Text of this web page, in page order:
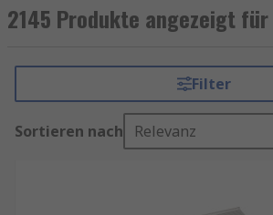
Komponenten. Sie werden zur
LED-Beleuchtungssystemen in
Transformatoren sind für die
LEDs mit einer höheren
2145 Produkte angezeigt für
Filter
Sortieren nach Relevanz